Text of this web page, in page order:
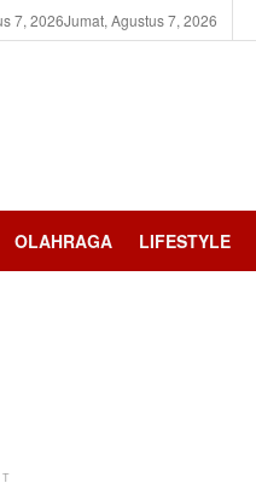
7, 2026Jumat, Agustus 7, 2026
OLAHRAGA LIFESTYLE